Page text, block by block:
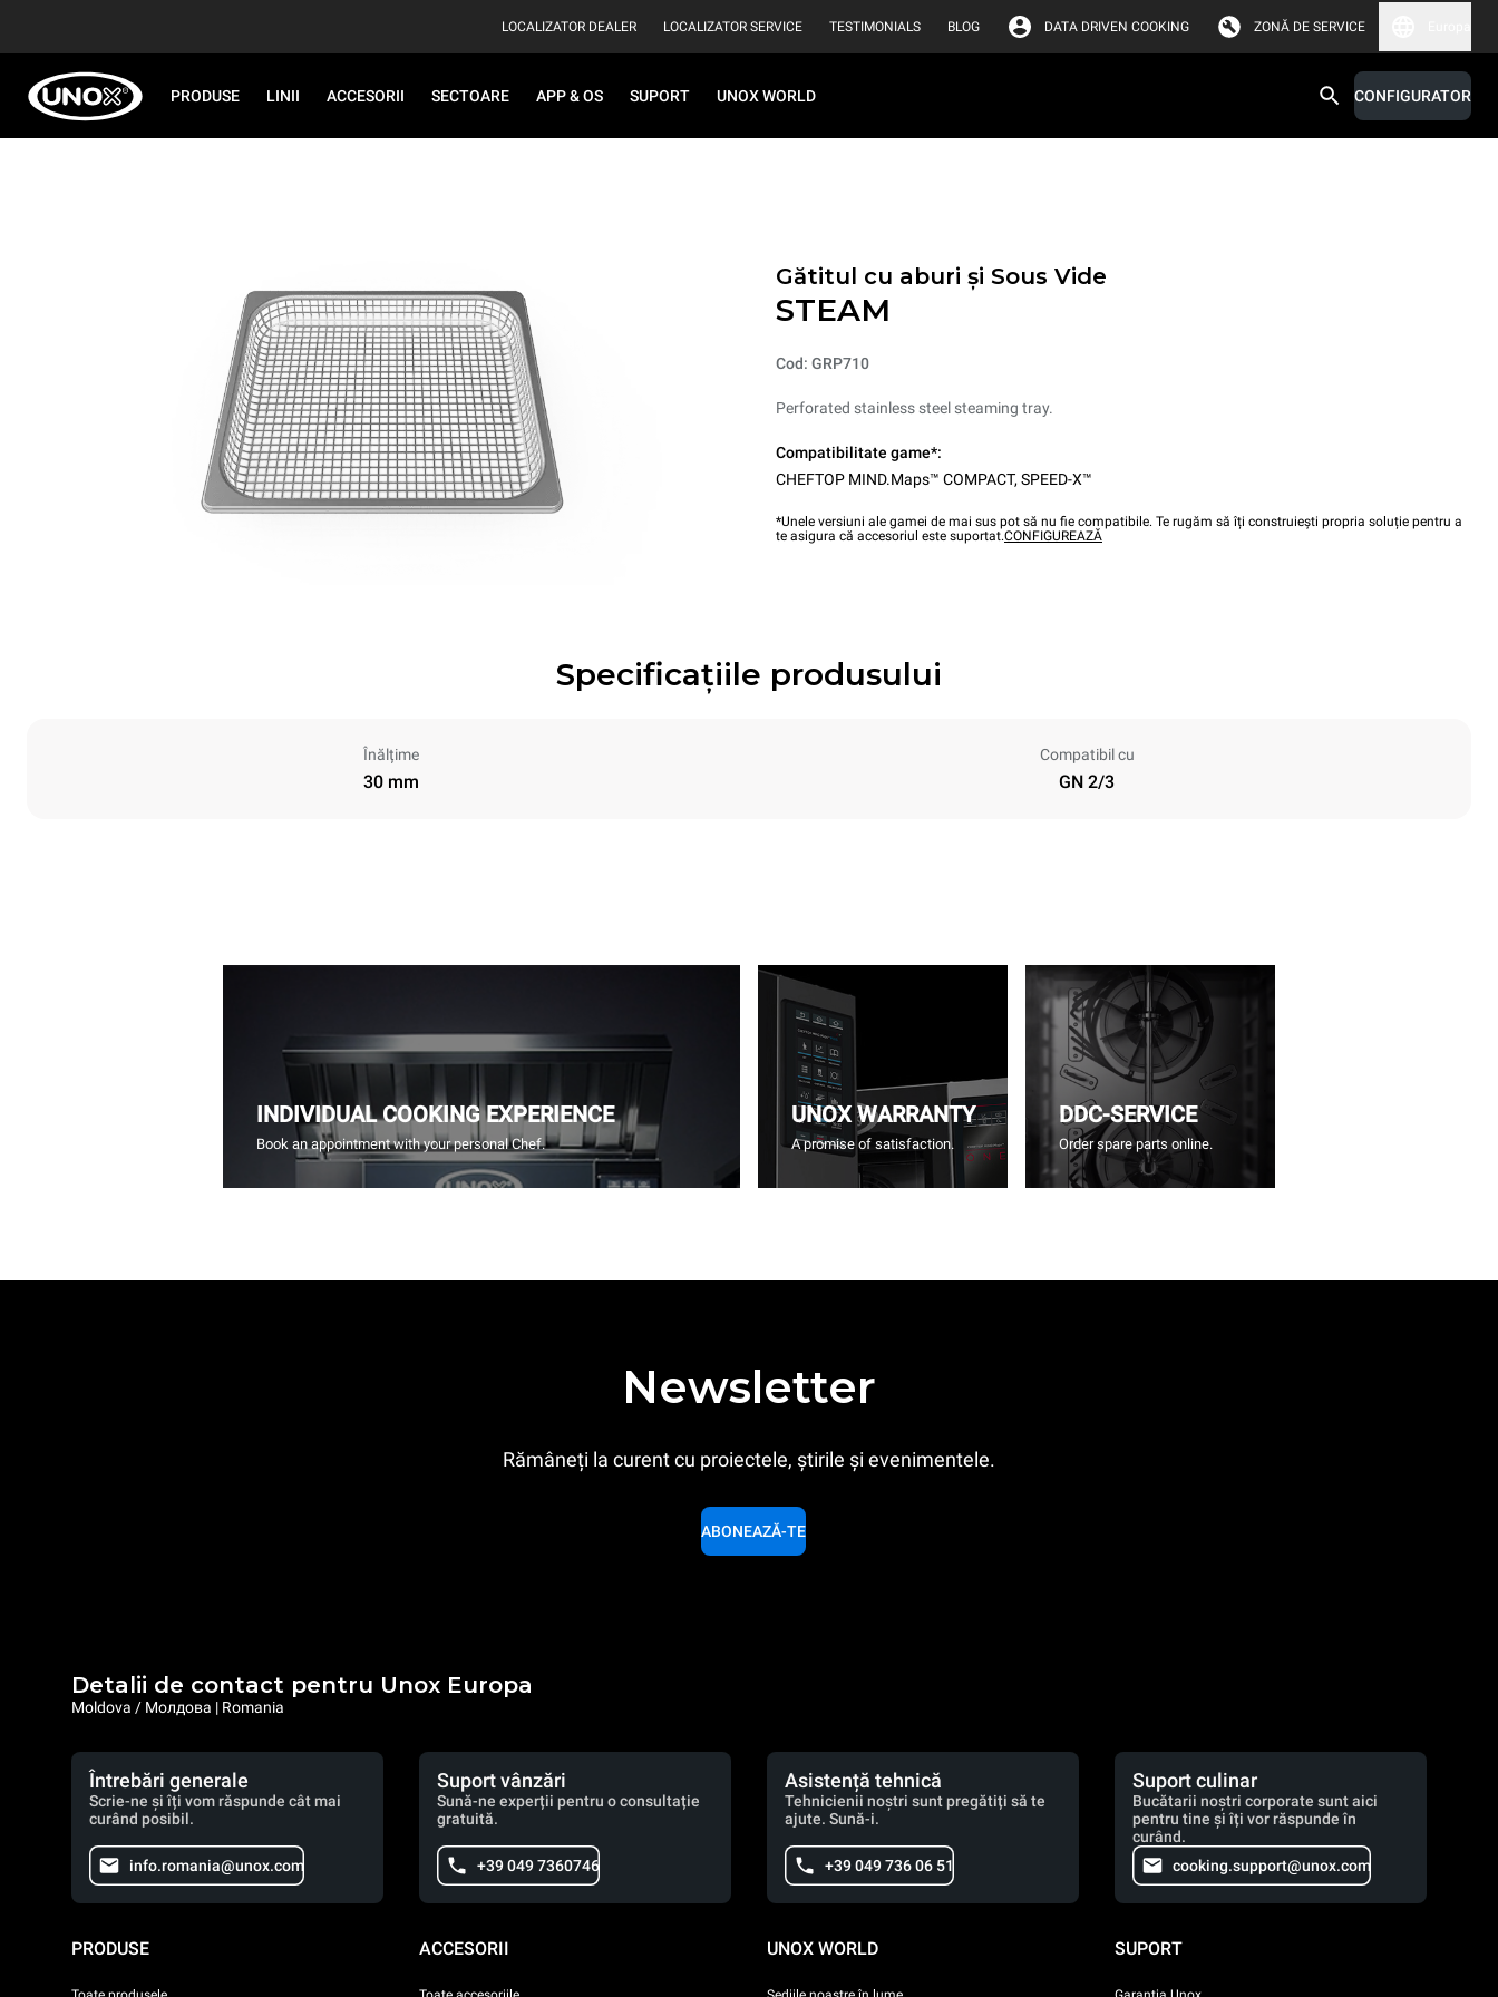
LOCALIZATOR DEALER LOCALIZATOR SERVICE TESTIMONIALS BLOG DATA DRIVEN COOKING ZONĂ DE SERVICE
PRODUSE LINII ACCESORII SECTOARE APP & OS SUPORT UNOX WORLD CONFIGURATOR
Gătitul cu aburi și Sous Vide
STEAM
Cod: GRP710
Perforated stainless steel steaming tray.
Compatibilitate game*:
CHEFTOP MIND.Maps™ COMPACT, SPEED-X™
*Unele versiuni ale gamei de mai sus pot să nu fie compatibile. Te rugăm să îți construiești propria soluție pentru a
te asigura că accesoriul este suportat.CONFIGUREAZĂ
Specificațiile produsului
Înălțime
30 mm
Compatibil cu
GN 2/3
INDIVIDUAL COOKING EXPERIENCE
Book an appointment with your personal Chef.
UNOX WARRANTY
A promise of satisfaction.
DDC-SERVICE
Order spare parts online.
Newsletter
Rămâneți la curent cu proiectele, știrile și evenimentele.
ABONEAZĂ-TE
Detalii de contact pentru Unox Europa
Moldova / Молдова | Romania
Întrebări generale
Scrie-ne și îți vom răspunde cât mai
curând posibil.
info.romania@unox.com
Suport vânzări
Sună-ne experții pentru o consultație
gratuită.
+39 049 7360746
Asistență tehnică
Tehnicienii noștri sunt pregătiți să te
ajute. Sună-i.
+39 049 736 06 51
Suport culinar
Bucătarii noștri corporate sunt aici
pentru tine și îți vor răspunde în
curând.
cooking.support@unox.com
PRODUSE ACCESORII UNOX WORLD SUPORT